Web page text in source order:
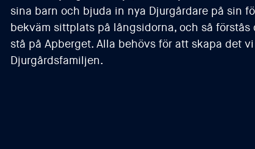
sina barn och bjuda in nya Djurgårdare på sin
bekväm sittplats på långsidorna, och så förstås
stå på Apberget. Alla behövs för att skapa det
Djurgårdsfamiljen.